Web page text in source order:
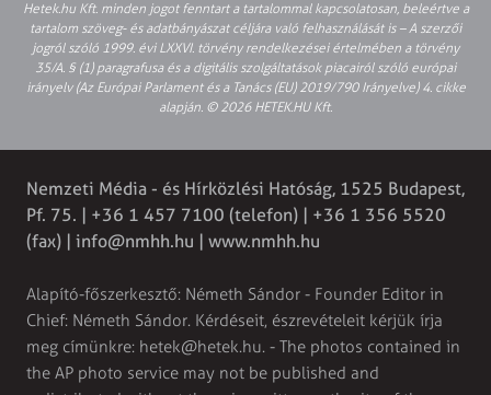
Hetek.hu Kft. minden jogot fenntart a tartalommal kapcsolatosan, beleértve a
tartalom szöveg- és adatbányászat céljára való felhasználását is – A szerzői
jogról szóló 1999. évi LXXVI. törvény rendelkezései értelmében a törvény
35/A. § (1) paragrafusa és a digitális szolgáltatások piacairól szóló európai
irányelv (Az Európai Parlament és a Tanács (EU) 2019/790 Irányelve) 4. cikke
alapján. © 2026 HETEK.HU Kft.
Nemzeti Média - és Hírközlési Hatóság, 1525 Budapest,
Pf. 75. | +36 1 457 7100 (telefon) | +36 1 356 5520
(fax) | info@nmhh.hu | www.nmhh.hu
Alapító-főszerkesztő: Németh Sándor - Founder Editor in
Chief: Németh Sándor. Kérdéseit, észrevételeit kérjük írja
meg címünkre: hetek@hetek.hu. - The photos contained in
the AP photo service may not be published and